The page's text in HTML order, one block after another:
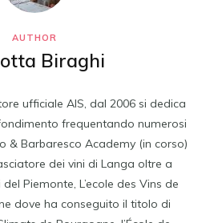
AUTHOR
Biraghi
ufficiale AIS, dal 2006 si dedica
frequentando numerosi
& Barbaresco Academy (in corso)
dei vini di Langa oltre a
Piemonte, L’ecole des Vins de
dove ha conseguito il titolo di